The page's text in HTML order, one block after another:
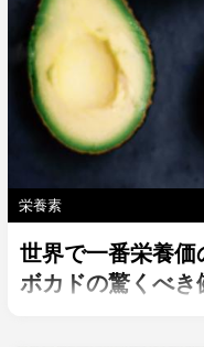
栄養素
世界で一番栄養
ボカドの驚くべき